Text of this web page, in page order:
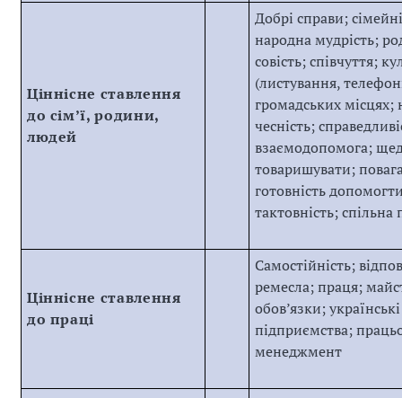
Ціннісне ставлення
до сім’ї, родини,
людей
Добрі справи;
народна мудрість;р
совість; співчуття;
(листування,
громадських місцях;
чесність;
взаємодопомога;
товаришувати;
готовність
тактовність; спільна
Ціннісне ставлення
до праці
Самостійність;
ремесла; праця;
обов’язки;
підприємства;
менеджмент